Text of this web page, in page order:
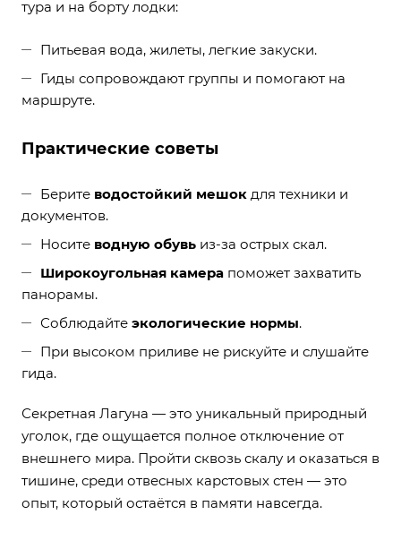
тура и на борту лодки:
Питьевая вода, жилеты, легкие закуски.
Гиды сопровождают группы и помогают на
маршруте.
Практические советы
Берите водостойкий мешок для техники и
документов.
Носите водную обувь из-за острых скал.
Широкоугольная камера поможет захватить
панорамы.
Соблюдайте экологические нормы.
При высоком приливе не рискуйте и слушайте
гида.
Секретная Лагуна — это уникальный природный
уголок, где ощущается полное отключение от
внешнего мира. Пройти сквозь скалу и оказаться в
тишине, среди отвесных карстовых стен — это
опыт, который остаётся в памяти навсегда.